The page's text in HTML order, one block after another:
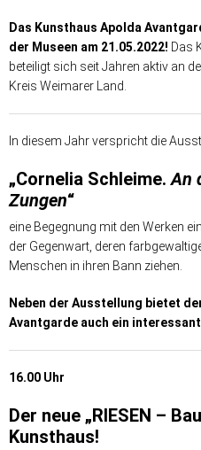
Das Kunsthaus Apolda
der Museen am 21.05.2022! Das
beteiligt sich seit Jahren aktiv an
Kreis Weimarer Land.
In diesem Jahr verspricht die
„Cornelia Schleime.An
Zungen“
eine Begegnung mit den Werken
der Gegenwart, deren
Menschen in ihren Bann ziehen.
Neben der Ausstellung bietet
Avantgarde auch ein
16.00 Uhr
Der neue „RIESEN –
Kunsthaus!